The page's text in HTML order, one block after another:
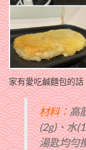
家有愛吃鹹麵包的
材料：高
(2g)、水
湯匙均勻